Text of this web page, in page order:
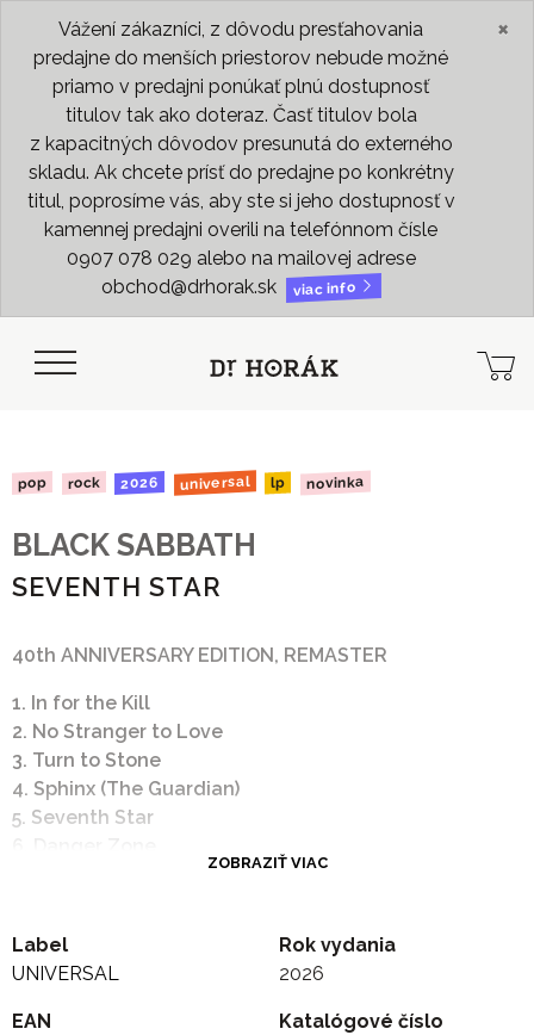
Vážení zákazníci, z dôvodu presťahovania
predajne do menších priestorov nebude možné
priamo v predajni ponúkať plnú dostupnosť
titulov tak ako doteraz. Časť titulov bola
z kapacitných dôvodov presunutá do externého
skladu. Ak chcete prísť do predajne po konkrétny
titul, poprosíme vás, aby ste si jeho dostupnosť v
kamennej predajni overili na telefónnom čísle
0907 078 029 alebo na mailovej adrese
obchod@drhorak.sk
viac info
×
pop rock 2026 universal lp novinka
BLACK SABBATH
SEVENTH STAR
40th ANNIVERSARY EDITION, REMASTER
1. In for the Kill
2. No Stranger to Love
3. Turn to Stone
4. Sphinx (The Guardian)
5. Seventh Star
7. Heart Like a Wheel
9. In Memory
10. No Stranger to Love (Single Remix)
ZOBRAZIŤ VIAC
Label
UNIVERSAL
Rok vydania
2026
EAN
Katalógové číslo